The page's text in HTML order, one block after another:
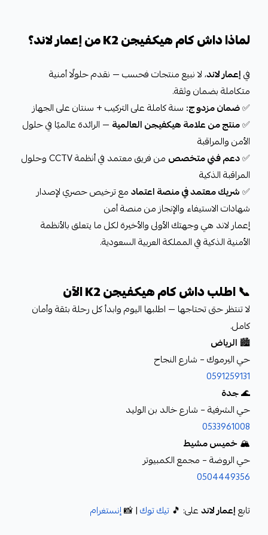
لماذا داش كام هيكفيجن K2 من إعمار لاند؟
فيإعمار لاند، لا نبيع منتجات فحسب — نقدم حلولًا أمنية
متكاملة بضمان وثقة.
✅ضمان مزدوج: سنة كاملة على التركيب + سنتان على الجهاز
✅منتج من علامة هيكفيجن العالمية — الرائدة عالميًا في حلول
الأمن والمراقبة
✅دعم فني متخصص
من فريق معتمد في أنظمة CCTV وحلول
المراقبة الذكية
✅شريك معتمد في منصة اعتمادمع ترخيص حصري لإصدار
شهادات الاستيفاء والإنجاز من منصة أمن
إعمار لاند هي وجهتك الأولى والأخيرة لكل ما يتعلق بالأنظمة
الأمنية الذكية في المملكة العربية السعودية.
📞 اطلب داش كام هيكفيجن K2 الآن
لا تنتظر حتى تحتاجها — اطلبها اليوم وابدأ كل رحلة بثقة وأمان
كامل.
🏙️ الرياض
حي اليرموك – شارع النجاح
0591259131
🌊جدة
حي الشرفية – شارع خالد بن الوليد
0533961008
🏔️خميس مشيط
حي الروضة – مجمع الكمبيوتر
0504449356
تابعإعمار لاندعلى: 🎵 تيك توك| 📸إنستغرام